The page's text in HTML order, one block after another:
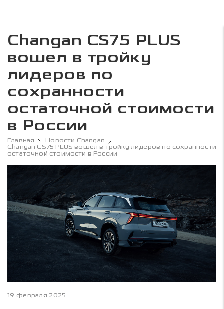
Changan CS75 PLUS
вошел в тройку
лидеров по
сохранности
остаточной стоимости
в России
Главная
Новости Changan
Changan CS75 PLUS вошел в тройку лидеров по сохранности
остаточной стоимости в России
19 февраля 2025